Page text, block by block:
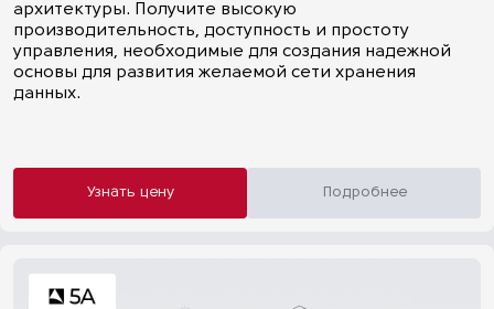
архитектуры. Получите высокую
производительность, доступность и простоту
управления, необходимые для создания надежной
основы для развития желаемой сети хранения
данных.
Узнать цену Подробнее